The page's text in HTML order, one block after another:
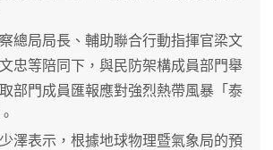
局局長、輔助聯合行動指揮官梁文
忠等陪同下，與民防架構成員部門舉
部門成員匯報應對強烈熱帶風暴「泰
表示，根據地球物理暨氣象局的預